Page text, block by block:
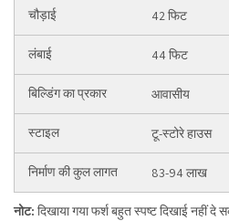
42 फिट
44 फिट
आवासीय
टू-स्टोरे हाउस
83-94 लाख
नोट: दिखाया गया फर्श बहुत स्पष्ट दिखाई नहीं